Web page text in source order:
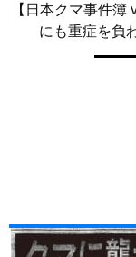
【日本クマ事件
にも重症を負